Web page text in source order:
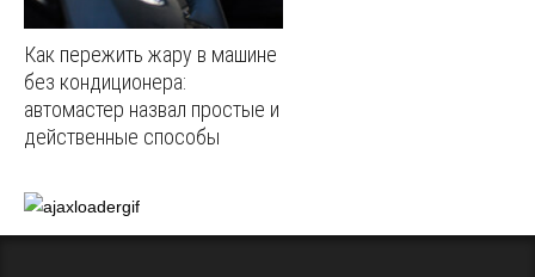
Как пережить жару в машине
без кондиционера:
автомастер назвал простые и
действенные способы